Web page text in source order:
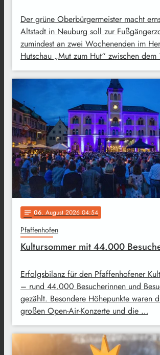
Der grüne Oberbürgermeister macht
Altstadt in Neuburg soll zur
zumindest an zwei Wochenenden im
Hutschau „Mut zum Hut“ zwischen
notes 06. August 2026 04:54
Pfaffenhofen
Kultursommer mit 44.000
Erfolgsbilanz für den Pfaffenhofener
– rund 44.000 Besucherinnen und
gezählt. Besondere Höhepunkte waren
großen Open-Air-Konzerte und die …